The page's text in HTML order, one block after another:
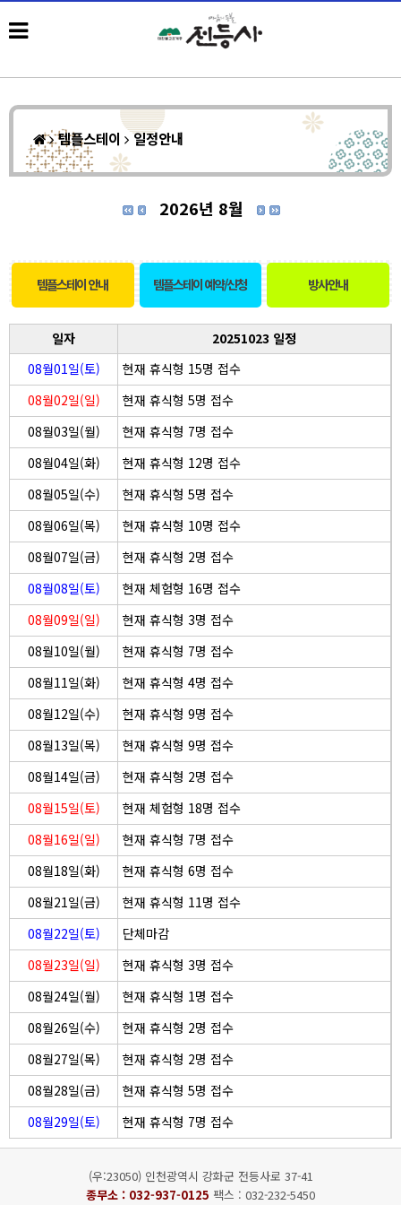
템플스테이 일정안내
2026년 8월
템플스테이 안내 템플스테이 예약/신청 방사안내
일자
20251023 일정
08월01일(토)
현재 휴식형 15명 접수
08월02일(일)
현재 휴식형 5명 접수
08월03일(월)
현재 휴식형 7명 접수
08월04일(화)
현재 휴식형 12명 접수
08월05일(수)
현재 휴식형 5명 접수
08월06일(목)
현재 휴식형 10명 접수
08월07일(금)
현재 휴식형 2명 접수
08월08일(토)
현재 체험형 16명 접수
08월09일(일)
현재 휴식형 3명 접수
08월10일(월)
현재 휴식형 7명 접수
08월11일(화)
현재 휴식형 4명 접수
08월12일(수)
현재 휴식형 9명 접수
08월13일(목)
현재 휴식형 9명 접수
08월14일(금)
현재 휴식형 2명 접수
08월15일(토)
현재 체험형 18명 접수
08월16일(일)
현재 휴식형 7명 접수
08월18일(화)
현재 휴식형 6명 접수
08월21일(금)
현재 휴식형 11명 접수
08월22일(토)
단체마감
08월23일(일)
현재 휴식형 3명 접수
08월24일(월)
현재 휴식형 1명 접수
08월26일(수)
현재 휴식형 2명 접수
08월27일(목)
현재 휴식형 2명 접수
08월28일(금)
현재 휴식형 5명 접수
08월29일(토)
현재 휴식형 7명 접수
(우:23050) 인천광역시 강화군 전등사로 37-41
종무소 : 032-937-0125 팩스 : 032-232-5450